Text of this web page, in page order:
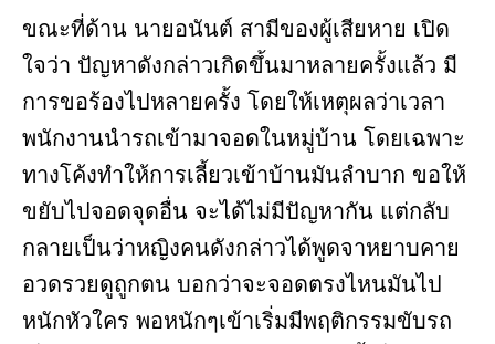
ขณะที่ด้าน นายอนันต์ สามีของผู้เสียหาย เปิด
ใจว่า ปัญหาดังกล่าวเกิดขึ้นมาหลายครั้งแล้ว มี
การขอร้องไปหลายครั้ง โดยให้เหตุผลว่าเวลา
พนักงานนำรถเข้ามาจอดในหมู่บ้าน โดยเฉพาะ
ทางโค้งทำให้การเลี้ยวเข้าบ้านมันลำบาก ขอให้
ขยับไปจอดจุดอื่น จะได้ไม่มีปัญหากัน แต่กลับ
กลายเป็นว่าหญิงคนดังกล่าวได้พูดจาหยาบคาย
อวดรวยดูถูกตน บอกว่าจะจอดตรงไหนมันไป
หนักหัวใคร พอหนักๆเข้าเริ่มมีพฤติกรรมขับรถ